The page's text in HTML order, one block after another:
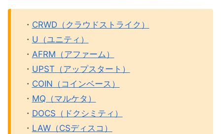
UPST（アップスタート）チャート分析
COIN（コインベース）チャート分析
MQ（マルケタ）チャート分析
DOCS（ドクシミティ）チャート分析
LAW（CSディスコ）チャート分析
RIVN（リビアン）チャート分析
DDOG（データドッグ）チャート分析
・ CRWD（クラウドストライク）
・ U（ユニティ）
・ AFRM（アファーム）
・ UPST（アップスタート）
・ COIN（コインベース）
・ MQ（マルケタ）
・ DOCS（ドクシミティ）
・ LAW（CSディスコ）